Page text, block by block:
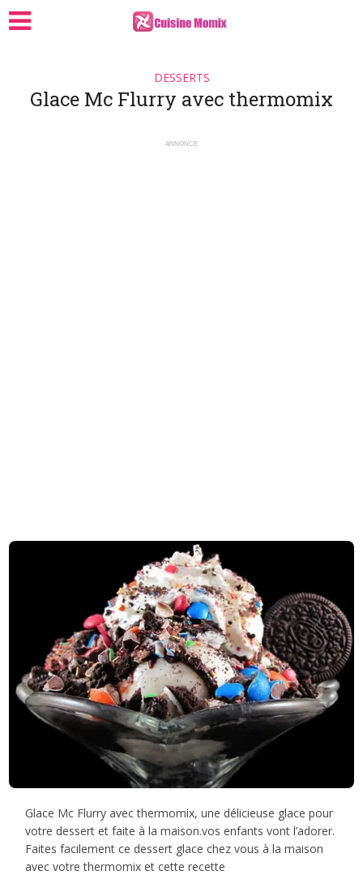
DESSERTS
Glace Mc Flurry avec thermomix
ANNONCE
Glace Mc Flurry avec thermomix, une délicieuse glace pour
votre dessert et faite à la maison.vos enfants vont l’adorer.
Faites facilement ce dessert glace chez vous à la maison
avec votre thermomix et cette recette